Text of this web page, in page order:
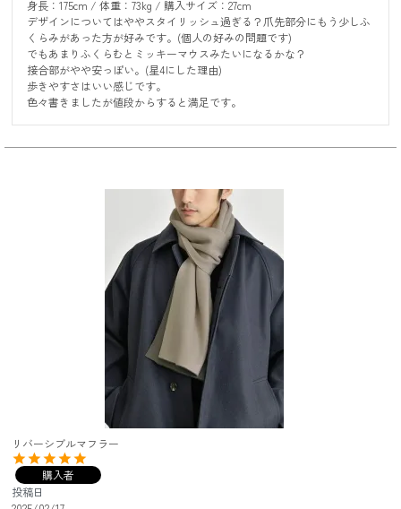
身長：175cm / 体重：73kg / 購入サイズ：27cm
デザインについてはややスタイリッシュ過ぎる？爪先部分にもう少しふ
くらみがあった方が好みです。(個人の好みの問題です)
でもあまりふくらむとミッキーマウスみたいになるかな？
接合部がやや安っぽい。(星4にした理由)
歩きやすさはいい感じです。
色々書きましたが値段からすると満足です。
リバーシブルマフラー
購入者
投稿日